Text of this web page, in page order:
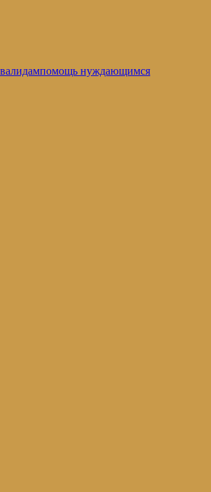
помощь нуждающимся